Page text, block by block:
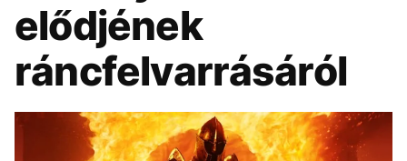
ÉLETMÓD
BESZÉLGETÉSEK ARCOK
VIDEÓ TÖRTÉNETEK
GASZTRO
elődjének
ráncfelvarrásáról